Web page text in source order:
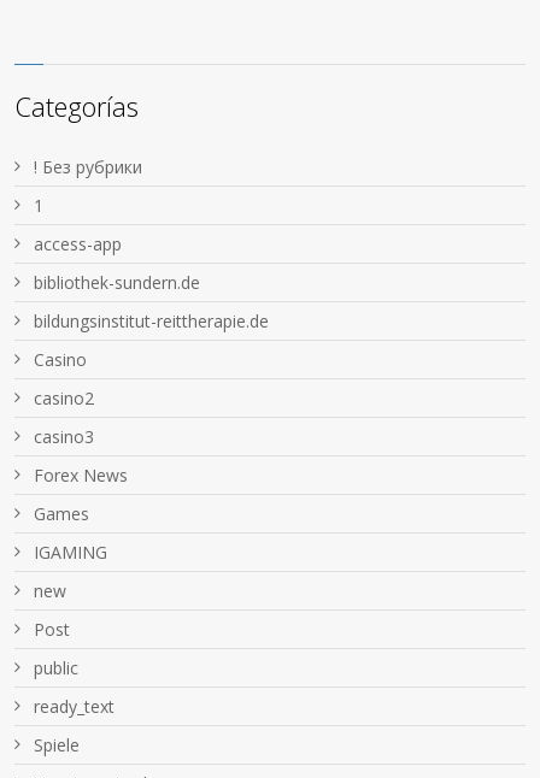
Categorías
! Без рубрики
1
access-app
bibliothek-sundern.de
bildungsinstitut-reittherapie.de
Casino
casino2
casino3
Forex News
Games
IGAMING
new
Post
public
ready_text
Spiele